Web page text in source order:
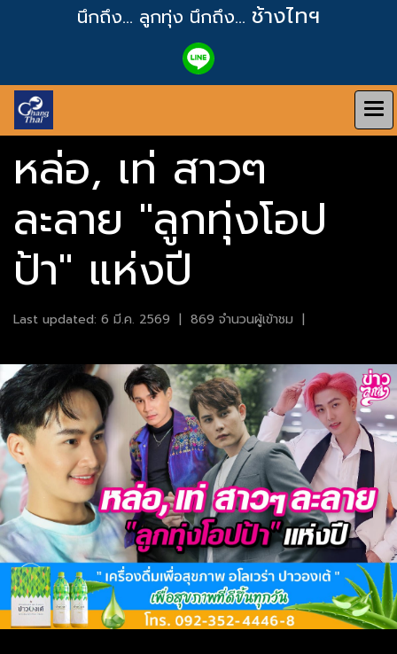
นึกถึง... ลูกทุ่ง นึกถึง... ช้างไทฯ
หล่อ, เท่ สาวๆ
ละลาย "ลูกทุ่งโอป
ป้า" แห่งปี
Last updated: 6 มี.ค. 2569 | 869 จำนวนผู้เข้าชม |